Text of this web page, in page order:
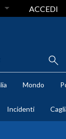
ACCEDI
Mondo
Incidenti